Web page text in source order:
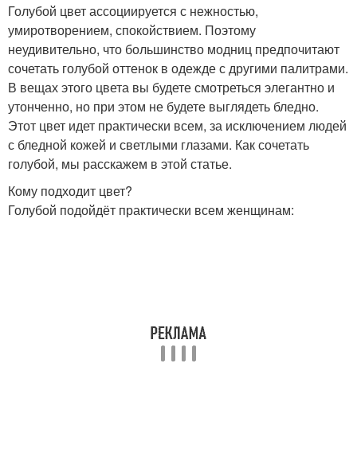
Голубой цвет ассоциируется с нежностью,
умиротворением, спокойствием. Поэтому
неудивительно, что большинство модниц предпочитают
сочетать голубой оттенок в одежде с другими палитрами.
В вещах этого цвета вы будете смотреться элегантно и
утонченно, но при этом не будете выглядеть бледно.
Этот цвет идет практически всем, за исключением людей
с бледной кожей и светлыми глазами. Как сочетать
голубой, мы расскажем в этой статье.
Кому подходит цвет?
Голубой подойдёт практически всем женщинам: